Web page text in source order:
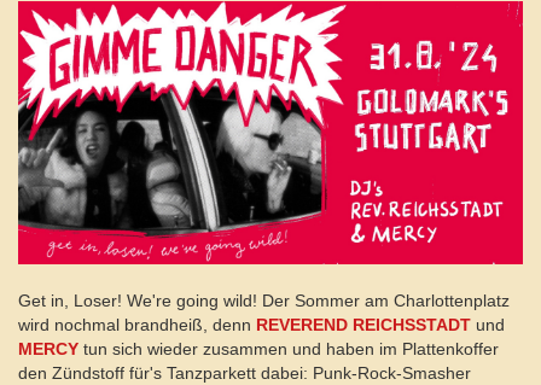
Get in, Loser! We're going wild! Der Sommer am Charlottenplatz
wird nochmal brandheiß, denn REVEREND REICHSSTADT und
MERCY tun sich wieder zusammen und haben im Plattenkoffer
den Zündstoff für's Tanzparkett dabei: Punk-Rock-Smasher